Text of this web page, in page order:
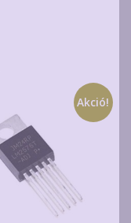
Akció!